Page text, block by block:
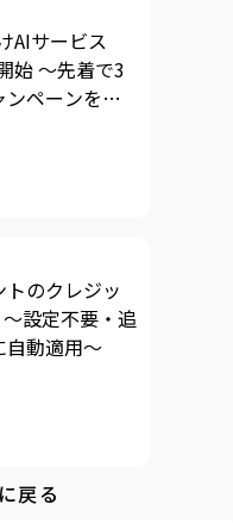
AIサービス
始 〜先着で3
ペーンを実
トのクレジッ
設定不要・追
動適用〜
戻る